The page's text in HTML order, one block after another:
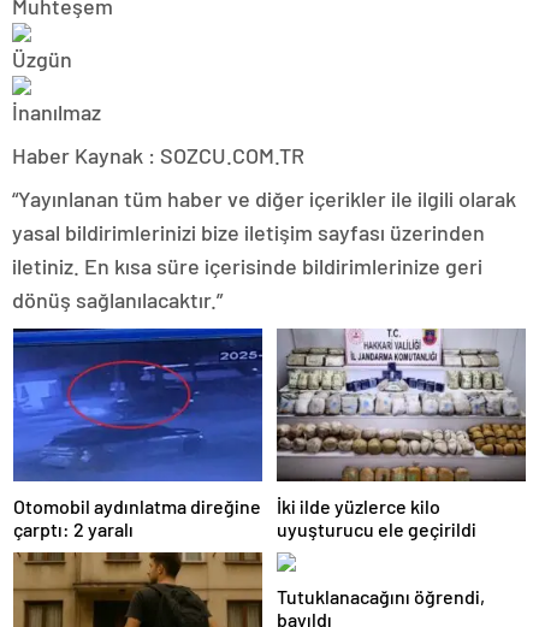
Haber Kaynak : SOZCU.COM.TR
“Yayınlanan tüm haber ve diğer içerikler ile ilgili olarak
yasal bildirimlerinizi bize iletişim sayfası üzerinden
iletiniz. En kısa süre içerisinde bildirimlerinize geri
dönüş sağlanılacaktır.”
Otomobil aydınlatma direğine
çarptı: 2 yaralı
İki ilde yüzlerce kilo
uyuşturucu ele geçirildi
Tutuklanacağını öğrendi,
bayıldı